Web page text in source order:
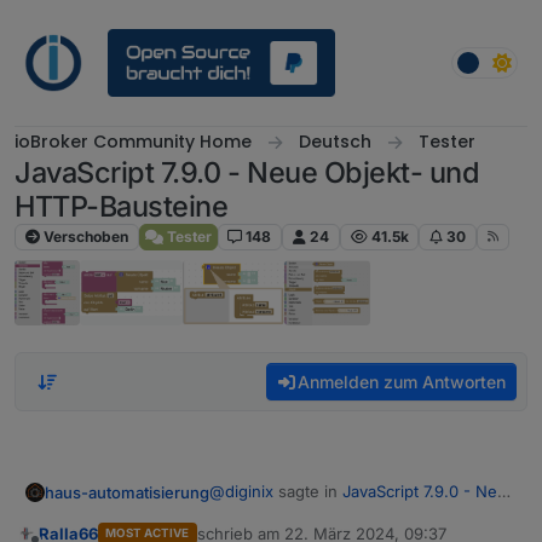
ioBroker Community Home Deutsch Tester
JavaScript 7.9.0 - Neue Objekt- und
HTTP-Bausteine
Verschoben Tester 148 24 41.5k 30
Anmelden zum Antworten
haus-automatisierung@diginix sagte in JavaScript 7.9.0 - Neue
Ralla66 MOST ACTIVE schrieb am 22. März 2024, 09:37